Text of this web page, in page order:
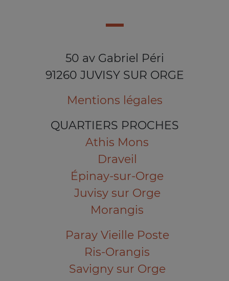
50 av Gabriel Péri
91260 JUVISY SUR ORGE
Mentions légales
QUARTIERS PROCHES
Athis Mons
Draveil
Épinay-sur-Orge
Juvisy sur Orge
Morangis
Paray Vieille Poste
Ris-Orangis
Savigny sur Orge